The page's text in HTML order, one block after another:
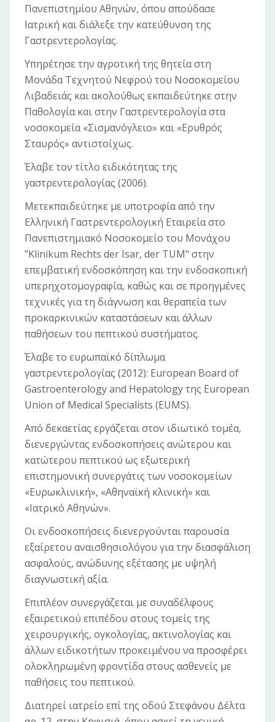
Πανεπιστημίου Αθηνών, όπου σπούδασε
Iατρική και διάλεξε την κατεύθυνση της
Γαστρεντερολογίας.
Υπηρέτησε την αγροτική της θητεία στη
Μονάδα Τεχνητού Νεφρού του Νοσοκομείου
Λιβαδειάς και ακολούθως εκπαιδεύτηκε στην
Παθολογία και στην Γαστρεντερολογία στα
νοσοκομεία «Σισμανόγλειο» και «Ερυθρός
Σταυρός» αντιστοίχως.
Έλαβε τον τίτλο ειδικότητας της
γαστρεντερολογίας (2006).
Μετεκπαιδεύτηκε με υποτροφία από την
Ελληνική Γαστρεντερολογική Εταιρεία στο
Πανεπιστημιακό Νοσοκομείο του Μονάχου
"Klinikum Rechts der Isar, der TUM" στην
επεμβατική ενδοσκόπηση και την ενδοσκοπική
υπερηχοτομογραφία, καθώς και σε προηγμένες
τεχνικές για τη διάγνωση και θεραπεία των
προκαρκινικών καταστάσεων και άλλων
παθήσεων του πεπτικού συστήματος.
Έλαβε το ευρωπαϊκό δίπλωμα
γαστρεντερολογίας (2012): European Board of
Gastroenterology and Hepatology της European
Union of Medical Specialists (EUMS).
Από δεκαετίας εργάζεται στον ιδιωτικό τομέα,
διενεργώντας ενδοσκοπήσεις ανώτερου και
κατώτερου πεπτικού ως εξωτερική
επιστημονική συνεργάτις των νοσοκομείων
«Ευρωκλινική», «Αθηναϊκή κλινική» και
«Ιατρικό Αθηνών».
Οι ενδοσκοπήσεις διενεργούνται παρουσία
εξαίρετου αναισθησιολόγου για την διασφάλιση
ασφαλούς, ανώδυνης εξέτασης με υψηλή
διαγνωστική αξία.
Επιπλέον συνεργάζεται με συναδέλφους
εξαιρετικού επιπέδου στους τομείς της
χειρουργικής, ογκολογίας, ακτινολογίας και
άλλων ειδικοτήτων προκειμένου να προσφέρει
ολοκληρωμένη φροντίδα στους ασθενείς με
παθήσεις του πεπτικού.
Διατηρεί ιατρείο επί της οδού Στεφάνου Δέλτα